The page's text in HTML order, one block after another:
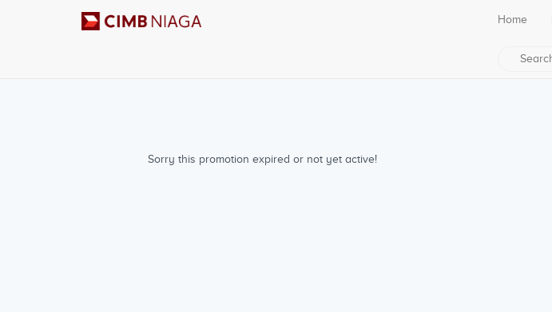
Sorry this promotion expired or not yet active!
Home